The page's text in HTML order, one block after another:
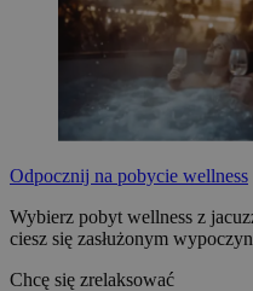
Odpocznij na pobycie wellness
Wybierz pobyt wellness z
ciesz się zasłużonym
Chcę się zrelaksować